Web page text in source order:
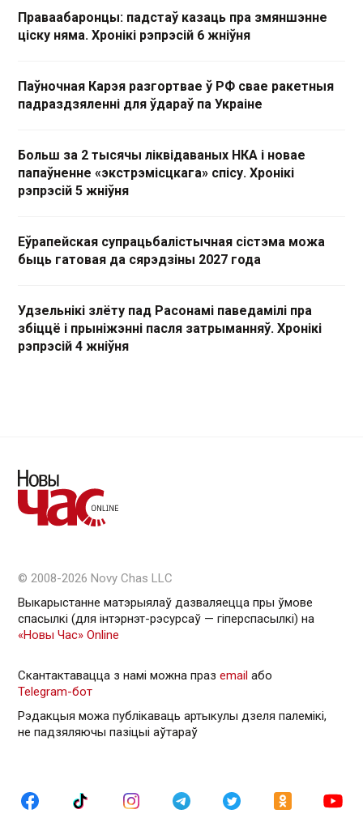
Праваабаронцы: падстаў казаць пра змяншэнне
ціску няма. Хронікі рэпрэсій 6 жніўня
Паўночная Карэя разгортвае ў РФ свае ракетныя
падраздзяленні для ўдараў па Украіне
Больш за 2 тысячы ліквідаваных НКА і новае
папаўненне «экстрэмісцкага» спісу. Хронікі
рэпрэсій 5 жніўня
Еўрапейская супрацьбалістычная сістэма можа
быць гатовая да сярэдзіны 2027 года
Удзельнікі злёту пад Расонамі паведамілі пра
збіццё і прыніжэнні пасля затрыманняў. Хронікі
рэпрэсій 4 жніўня
© 2008-2026 Novy Chas LLC
Выкарыстанне матэрыялаў дазваляецца пры ўмове
спасылкі (для інтэрнэт-рэсурсаў — гiперспасылкi) на
«Новы Час» Online
Скантактавацца з намі можна праз email або
Telegram-бот
Рэдакцыя можа публікаваць артыкулы дзеля палемікі,
не падзяляючы пазіцыі аўтараў